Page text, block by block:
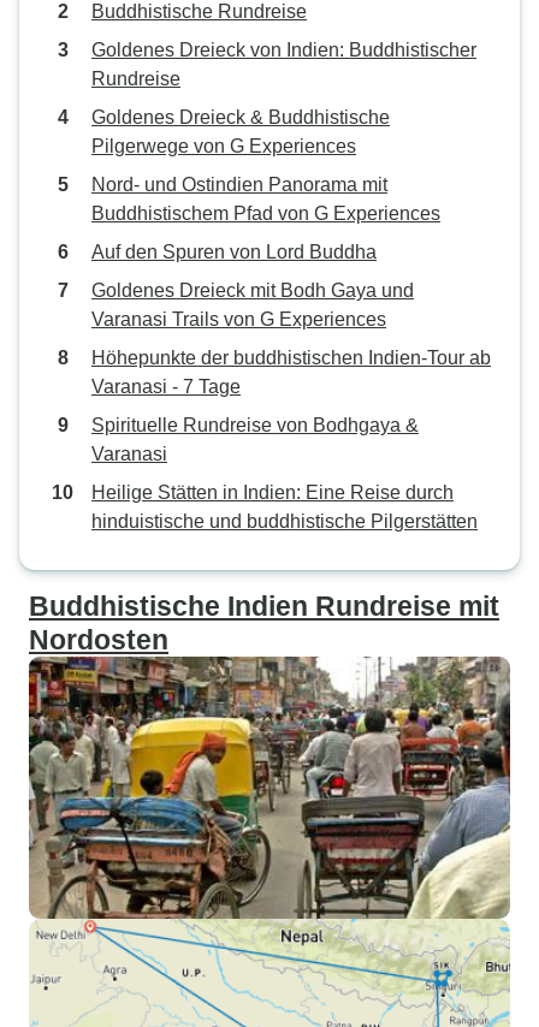
Buddhistische Rundreise
Goldenes Dreieck von Indien: Buddhistischer
Rundreise
Goldenes Dreieck & Buddhistische
Pilgerwege von G Experiences
Nord- und Ostindien Panorama mit
Buddhistischem Pfad von G Experiences
Auf den Spuren von Lord Buddha
Goldenes Dreieck mit Bodh Gaya und
Varanasi Trails von G Experiences
Höhepunkte der buddhistischen Indien-Tour ab
Varanasi - 7 Tage
Spirituelle Rundreise von Bodhgaya &
Varanasi
Heilige Stätten in Indien: Eine Reise durch
hinduistische und buddhistische Pilgerstätten
Buddhistische Indien Rundreise mit
Nordosten